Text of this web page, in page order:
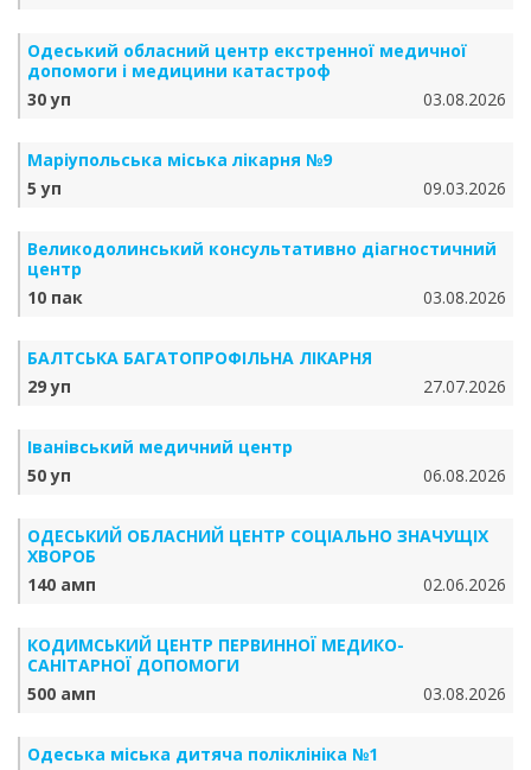
Одеський обласний центр екстренної медичної
допомоги і медицини катастроф
30 уп
03.08.2026
Маріупольська міська лікарня №9
5 уп
09.03.2026
Великодолинський консультативно діагностичний
центр
10 пак
03.08.2026
БАЛТСЬКА БАГАТОПРОФІЛЬНА ЛІКАРНЯ
29 уп
27.07.2026
Іванівський медичний центр
50 уп
06.08.2026
ОДЕСЬКИЙ ОБЛАСНИЙ ЦЕНТР СОЦІАЛЬНО ЗНАЧУЩІХ
ХВОРОБ
140 амп
02.06.2026
КОДИМСЬКИЙ ЦЕНТР ПЕРВИННОЇ МЕДИКО-
САНІТАРНОЇ ДОПОМОГИ
500 амп
03.08.2026
Одеська міська дитяча поліклініка №1